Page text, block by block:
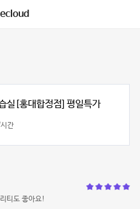
실[홍대합정점] 평일특가
간
티도 좋아요!